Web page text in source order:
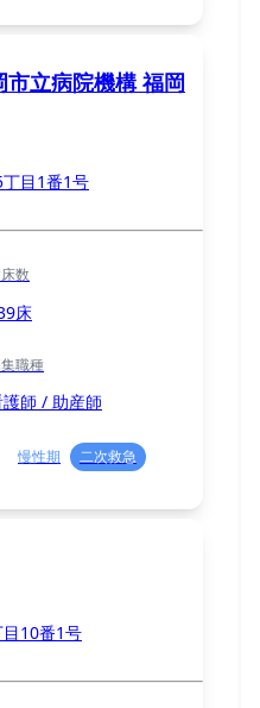
立病院機構 福岡
目1番1号
数
床
職種
師 / 助産師
慢性期
二次救急
10番1号